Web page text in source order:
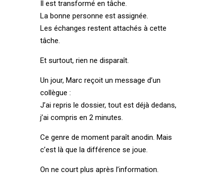
Il est transformé en tâche.
La bonne personne est assignée.
Les échanges restent attachés à cette
tâche.
Et surtout, rien ne disparaît.
Un jour, Marc reçoit un message d’un
collègue :
J’ai repris le dossier, tout est déjà dedans,
j’ai compris en 2 minutes.
Ce genre de moment paraît anodin. Mais
c’est là que la différence se joue.
On ne court plus après l’information.